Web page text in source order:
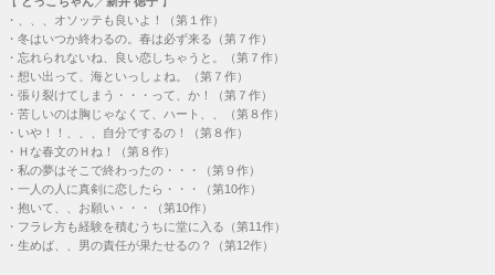
・ 、、、オソッテも良いよ！（第１作）
・ 冬はいつか終わるの。春は必ず来る（第７作）
・ 忘れられないね、良い恋しちゃうと。（第７作）
・ 想い出って、海といっしょね。（第７作）
・ 張り裂けてしまう・・・って、か！（第７作）
・ 苦しいのは胸じゃなくて、ハート、、（第８作）
・ いや！！、、、自分でするの！（第８作）
・ Ｈな春文のＨね！（第８作）
・ 私の夢はそこで終わったの・・・（第９作）
・ 一人の人に真剣に恋したら・・・（第10作）
・ 抱いて、、お願い・・・（第10作）
・ フラレ方も経験を積むうちに堂に入る（第11作）
・ 生めば、、男の責任が果たせるの？（第12作）